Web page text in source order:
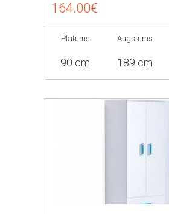
164.00€
Platums
90 cm
Augstums
189 cm